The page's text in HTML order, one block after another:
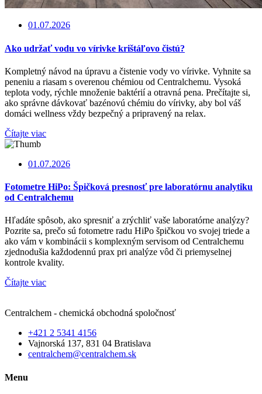
01.07.2026
Ako udržať vodu vo vírivke krištáľovo čistú?
Kompletný návod na úpravu a čistenie vody vo vírivke. Vyhnite sa
peneniu a riasam s overenou chémiou od Centralchemu. Vysoká
teplota vody, rýchle množenie baktérií a otravná pena. Prečítajte si,
ako správne dávkovať bazénovú chémiu do vírivky, aby bol váš
domáci wellness vždy bezpečný a pripravený na relax.
Čítajte viac
01.07.2026
Fotometre HiPo: Špičková presnosť pre laboratórnu analytiku
od Centralchemu
Hľadáte spôsob, ako spresniť a zrýchliť vaše laboratórne analýzy?
Pozrite sa, prečo sú fotometre radu HiPo špičkou vo svojej triede a
ako vám v kombinácii s komplexným servisom od Centralchemu
zjednodušia každodennú prax pri analýze vôd či priemyselnej
kontrole kvality.
Čítajte viac
Centralchem - chemická obchodná spoločnosť
+421 2 5341 4156
Vajnorská 137, 831 04 Bratislava
centralchem@centralchem.sk
Menu